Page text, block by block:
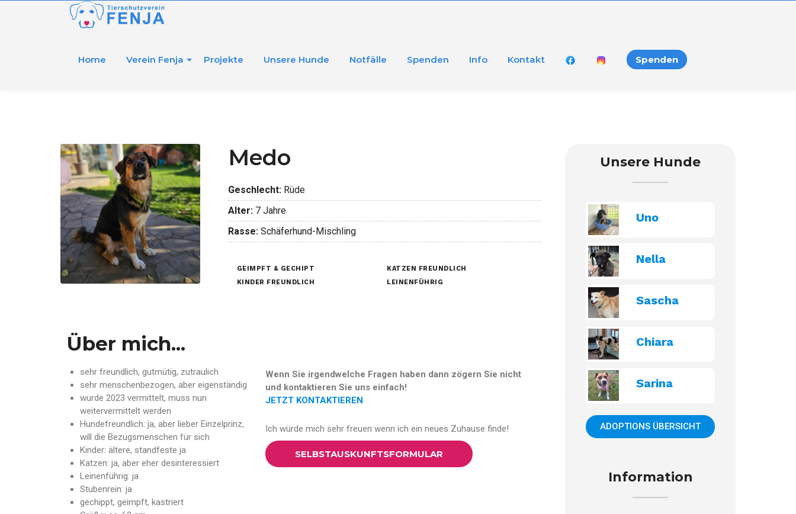
Home Verein Fenja Projekte Unsere Hunde Notfälle Spenden Info Kontakt Spenden
Medo
Geschlecht:Rüde
Alter:7 Jahre
Rasse:Schäferhund-Mischling
GEIMPFT & GECHIPT
KATZEN FREUNDLICH
KINDER FREUNDLICH
LEINENFÜHRIG
Über mich...
sehr freundlich, gutmütig, zutraulich
sehr menschenbezogen, aber eigenständig
wurde 2023 vermittelt, muss nun
weitervermittelt werden
Hundefreundlich: ja, aber lieber Einzelprinz,
will die Bezugsmenschen für sich
Kinder: ältere, standfeste ja
Katzen: ja, aber eher desinteressiert
Leinenführig: ja
Stubenrein: ja
gechippt, geimpft, kastriert
Wenn Sie irgendwelche Fragen haben dann zögern Sie nicht
und kontaktieren Sie uns einfach!
JETZT KONTAKTIEREN
Ich würde mich sehr freuen wenn ich ein neues Zuhause finde!
SELBSTAUSKUNFTSFORMULAR
Unsere Hunde
Uno
Nella
Sascha
Chiara
Sarina
ADOPTIONS ÜBERSICHT
Information